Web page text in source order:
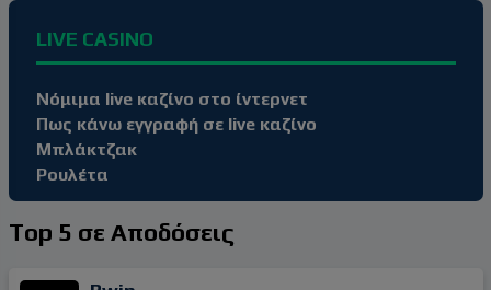
LIVE CASINO
Νόμιμα live καζίνο στο ίντερνετ
Πως κάνω εγγραφή σε live καζίνο
Μπλάκτζακ
Ρουλέτα
Top 5 σε Αποδόσεις